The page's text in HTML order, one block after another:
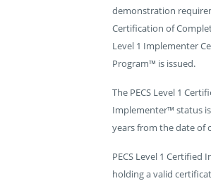
demonstration
Certification of
Level 1 Implementer
Program™ is issued.
The PECS Level 1
Implementer™ status
years from the date of
PECS Level 1 Certified
holding a valid